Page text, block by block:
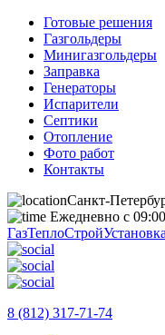
Готовые решения
Газгольдеры
Минигазгольдеры
Заправка
Генераторы
Испарители
Септики
Отопление
Фото работ
Контакты
Санкт-
Ежедневно с
ГазТеплоСтрой
8 (812) 317-71-74